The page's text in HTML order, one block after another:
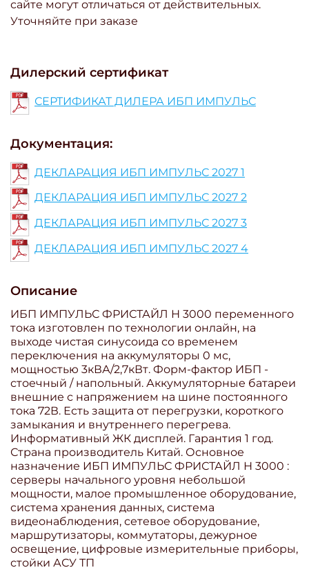
Дилерский сертификат
СЕРТИФИКАТ ДИЛЕРА ИБП ИМПУЛЬС
Документация:
ДЕКЛАРАЦИЯ ИБП ИМПУЛЬС 2027 1
ДЕКЛАРАЦИЯ ИБП ИМПУЛЬС 2027 2
ДЕКЛАРАЦИЯ ИБП ИМПУЛЬС 2027 3
ДЕКЛАРАЦИЯ ИБП ИМПУЛЬС 2027 4
Описание
ИБП ИМПУЛЬС ФРИСТАЙЛ Н 3000 переменного
тока изготовлен по технологии онлайн, на
выходе чистая синусоида со временем
переключения на аккумуляторы 0 мс,
мощностью 3кВА/2,7кВт. Форм-фактор ИБП -
стоечный / напольный. Аккумуляторные батареи
внешние с напряжением на шине постоянного
тока 72В. Есть защита от перегрузки, короткого
замыкания и внутреннего перегрева.
Информативный ЖК дисплей. Гарантия 1 год.
Страна производитель Китай. Основное
назначение ИБП ИМПУЛЬС ФРИСТАЙЛ Н 3000 :
серверы начального уровня небольшой
мощности, малое промышленное оборудование,
система хранения данных, система
видеонаблюдения, сетевое оборудование,
маршрутизаторы, коммутаторы, дежурное
освещение, цифровые измерительные приборы,
стойки АСУ ТП
сайте могут отличаться от действительных.
Уточняйте при заказе